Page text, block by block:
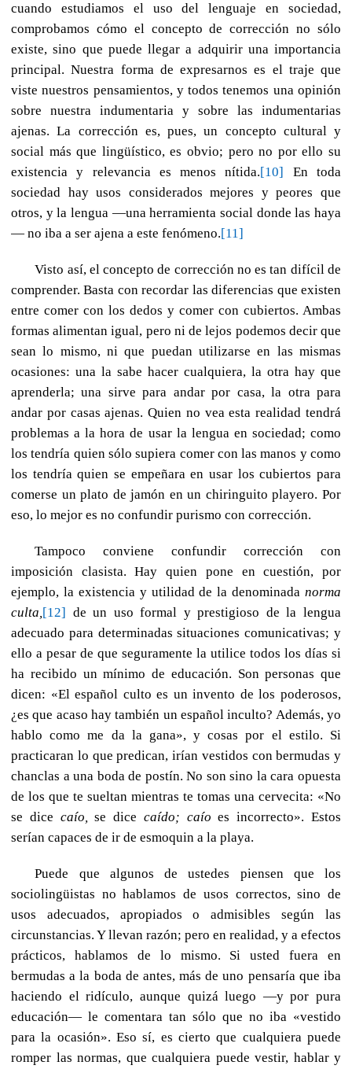
cuando estudiamos el uso del lenguaje en sociedad,
comprobamos cómo el concepto de corrección no sólo
existe, sino que puede llegar a adquirir una importancia
principal. Nuestra forma de expresarnos es el traje que
viste nuestros pensamientos, y todos tenemos una opinión
sobre nuestra indumentaria y sobre las indumentarias
ajenas. La corrección es, pues, un concepto cultural y
social más que lingüístico, es obvio; pero no por ello su
existencia y relevancia es menos nítida.[10] En toda
sociedad hay usos considerados mejores y peores que
otros, y la lengua —una herramienta social donde las haya
— no iba a ser ajena a este fenómeno.[11]
Visto así, el concepto de corrección no es tan difícil de
comprender. Basta con recordar las diferencias que existen
entre comer con los dedos y comer con cubiertos. Ambas
formas alimentan igual, pero ni de lejos podemos decir que
sean lo mismo, ni que puedan utilizarse en las mismas
ocasiones: una la sabe hacer cualquiera, la otra hay que
aprenderla; una sirve para andar por casa, la otra para
andar por casas ajenas. Quien no vea esta realidad tendrá
problemas a la hora de usar la lengua en sociedad; como
los tendría quien sólo supiera comer con las manos y como
los tendría quien se empeñara en usar los cubiertos para
comerse un plato de jamón en un chiringuito playero. Por
eso, lo mejor es no confundir purismo con corrección.
Tampoco conviene confundir corrección con
imposición clasista. Hay quien pone en cuestión, por
ejemplo, la existencia y utilidad de la denominada norma
culta, [12] de un uso formal y prestigioso de la lengua
adecuado para determinadas situaciones comunicativas; y
ello a pesar de que seguramente la utilice todos los días si
ha recibido un mínimo de educación. Son personas que
dicen: «El español culto es un invento de los poderosos,
¿es que acaso hay también un español inculto? Además, yo
hablo como me da la gana», y cosas por el estilo. Si
practicaran lo que predican, irían vestidos con bermudas y
chanclas a una boda de postín. No son sino la cara opuesta
de los que te sueltan mientras te tomas una cervecita: «No
se dice caío, se dice caído; caío es incorrecto». Estos
serían capaces de ir de esmoquin a la playa.
Puede que algunos de ustedes piensen que los
sociolingüistas no hablamos de usos correctos, sino de
usos adecuados, apropiados o admisibles según las
circunstancias. Y llevan razón; pero en realidad, y a efectos
prácticos, hablamos de lo mismo. Si usted fuera en
bermudas a la boda de antes, más de uno pensaría que iba
haciendo el ridículo, aunque quizá luego —y por pura
educación— le comentara tan sólo que no iba «vestido
para la ocasión». Eso sí, es cierto que cualquiera puede
romper las normas, que cualquiera puede vestir, hablar y